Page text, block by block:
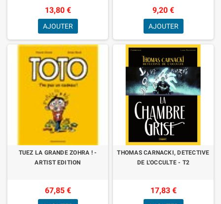
13,80 €
AJOUTER
9,20 €
AJOUTER
TUEZ LA GRANDE ZOHRA ! -
ARTIST EDITION
67,85 €
THOMAS CARNACKI, DETECTIVE
DE L'OCCULTE - T2
17,83 €